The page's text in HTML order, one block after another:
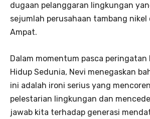
dugaan pelanggaran lingkungan
sejumlah perusahaan tambang nikel
Ampat.
Dalam momentum pasca peringatan
Hidup Sedunia, Nevi menegaskan
ini adalah ironi serius yang
pelestarian lingkungan dan
jawab kita terhadap generasi